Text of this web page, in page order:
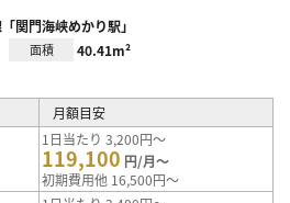
関門海峡めかり駅」
面積 40.41m²
月額目安
1日当たり 3,200円～
119,100 円/月～
初期費用他 16,500円～